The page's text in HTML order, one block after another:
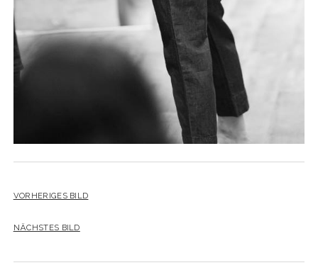
VORHERIGES BILD
NÄCHSTES BILD